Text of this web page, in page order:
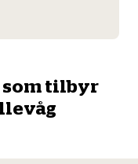
som tilbyr